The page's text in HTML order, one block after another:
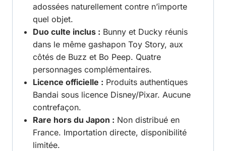
adossées naturellement contre n’importe
quel objet.
Duo culte inclus : Bunny et Ducky réunis
dans le même gashapon Toy Story, aux
côtés de Buzz et Bo Peep. Quatre
personnages complémentaires.
Licence officielle : Produits authentiques
Bandai sous licence Disney/Pixar. Aucune
contrefaçon.
Rare hors du Japon : Non distribué en
France. Importation directe, disponibilité
limitée.